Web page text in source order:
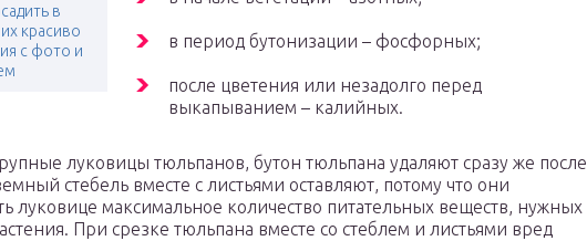
в
красиво
с фото и
в период бутонизации – фосфорных;
после цветения или незадолго перед
выкапыванием – калийных.
луковицы тюльпанов, бутон тюльпана удаляют сразу же после
стебель вместе с листьями оставляют, потому что они
луковице максимальное количество питательных веществ, нужных
При срезке тюльпана вместе со стеблем и листьями вред